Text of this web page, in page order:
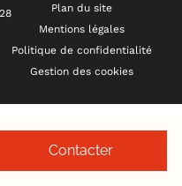
Contacter
Plan du site
Mentions légales
Politique de confidentialité
Gestion des cookies